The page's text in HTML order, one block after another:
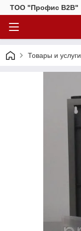
ТОО "Профис В2В"
Товары и услуги